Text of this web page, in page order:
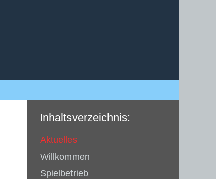
Inhaltsverzeichnis:
Aktuelles
Willkommen
Spielbetrieb